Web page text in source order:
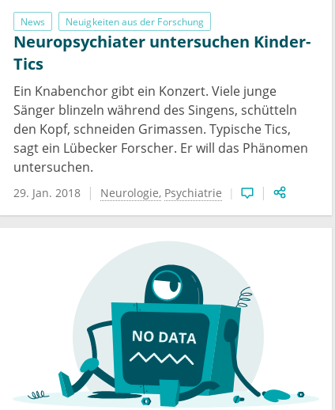
News Neuigkeiten aus der Forschung
Neuropsychiater untersuchen Kinder-
Tics
Ein Knabenchor gibt ein Konzert. Viele junge
Sänger blinzeln während des Singens, schütteln
den Kopf, schneiden Grimassen. Typische Tics,
sagt ein Lübecker Forscher. Er will das Phänomen
untersuchen.
29. Jan. 2018 Neurologie Psychiatrie